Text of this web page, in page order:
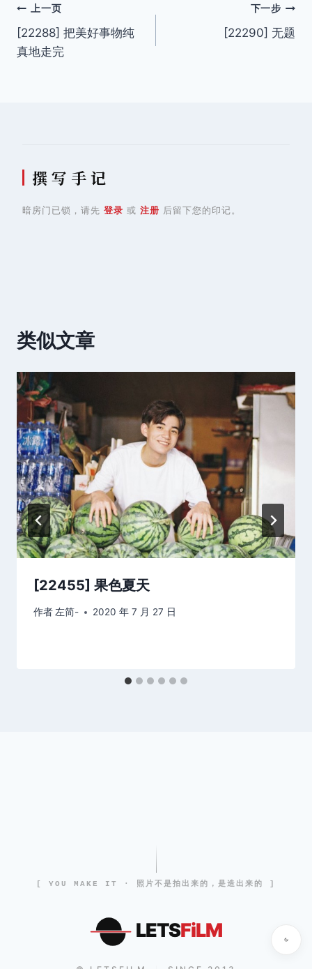
文
章
上一页
[22288] 把美好事物纯
真地走完
下一步
[22290] 无题
撰 写 手 记
暗房门已锁，请先 登录 或 注册 后留下您的印记。
类似文章
[22455] 果色夏天
作者 左简- 2020 年 7 月 27 日
[ YOU MAKE IT · 照片不是拍出来的，是造出来的 ]
LETSFiLM